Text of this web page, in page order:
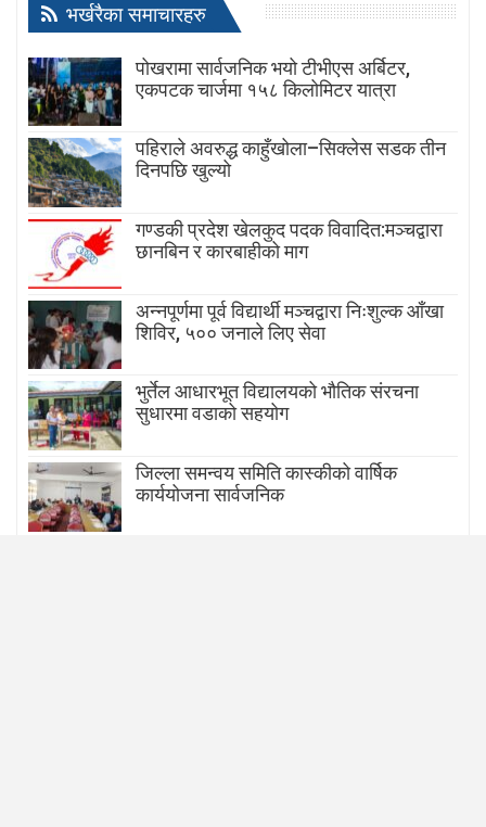
भर्खरैका समाचारहरु
पोखरामा सार्वजनिक भयो टीभीएस अर्बिटर,
एकपटक चार्जमा १५८ किलोमिटर यात्रा
पहिराले अवरुद्ध काहुँखोला–सिक्लेस सडक तीन
दिनपछि खुल्यो
गण्डकी प्रदेश खेलकुद पदक विवादित:मञ्चद्वारा
छानबिन र कारबाहीको माग
अन्नपूर्णमा पूर्व विद्यार्थी मञ्चद्वारा निःशुल्क आँखा
शिविर, ५०० जनाले लिए सेवा
भुर्तेल आधारभूत विद्यालयको भौतिक संरचना
सुधारमा वडाको सहयोग
जिल्ला समन्वय समिति कास्कीको वार्षिक
कार्ययोजना सार्वजनिक